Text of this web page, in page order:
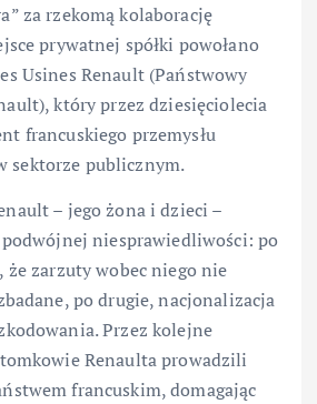
za rzekomą kolaborację
prywatnej spółki powołano
Usines Renault (Państwowy
który przez dziesięciolecia
francuskiego przemysłu
sektorze publicznym.
– jego żona i dzieci –
podwójnej niesprawiedliwości: po
że zarzuty wobec niego nie
po drugie, nacjonalizacja
Przez kolejne
Renaulta prowadzili
francuskim, domagając